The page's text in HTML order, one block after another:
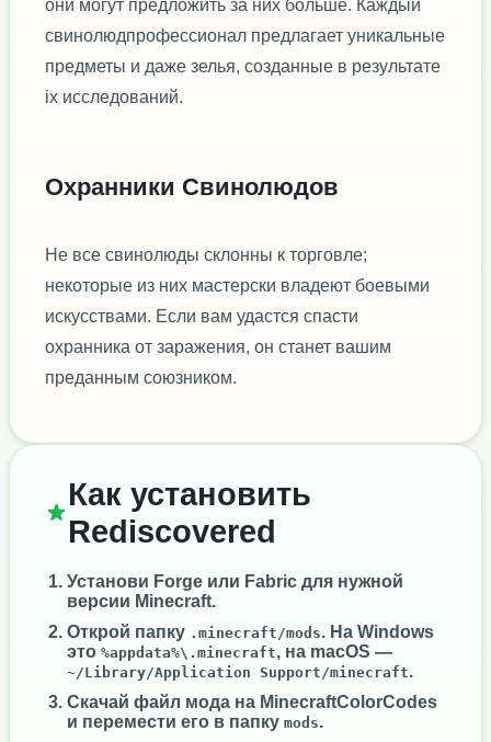
они могут предложить за них больше. Каждый
свинолюдпрофессионал предлагает уникальные
предметы и даже зелья, созданные в результате
іх исследований.
Охранники Свинолюдов
Не все свинолюды склонны к торговле;
некоторые из них мастерски владеют боевыми
искусствами. Если вам удастся спасти
охранника от заражения, он станет вашим
преданным союзником.
Как установить
Rediscovered
Установи Forge или Fabric для нужной
версии Minecraft.
Открой папку .minecraft/mods. На Windows
это %appdata%\.minecraft, на macOS —
~/Library/Application Support/minecraft.
Скачай файл мода на MinecraftColorCodes
и перемести его в папку mods.